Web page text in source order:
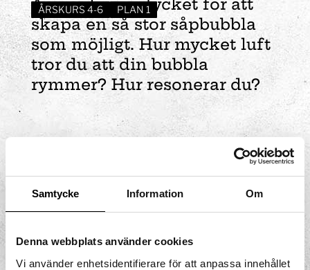
Samtycke Information Om
Denna webbplats använder cookies
Vi använder enhetsidentifierare för att anpassa innehållet
ÅRSKURS 4-6 PLAN 1
Använd munstycket för att
skapa en så stor såpbubbla
som möjligt. Hur mycket luft
tror du att din bubbla
rymmer? Hur resonerar du?